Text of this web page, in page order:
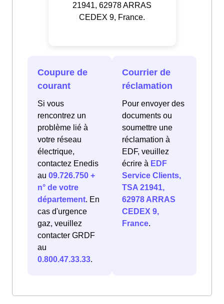
21941, 62978 ARRAS
CEDEX 9, France.
Coupure de
courant
Si vous
rencontrez un
problème lié à
votre réseau
électrique,
contactez Enedis
au 09.726.750 +
n° de votre
département. En
cas d'urgence
gaz, veuillez
contacter GRDF
au
0.800.47.33.33.
Courrier de
réclamation
Pour envoyer des
documents ou
soumettre une
réclamation à
EDF, veuillez
écrire à EDF
Service Clients,
TSA 21941,
62978 ARRAS
CEDEX 9,
France.